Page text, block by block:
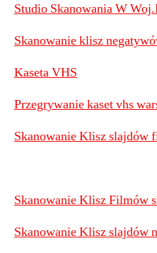
Studio Skanowania W
Skanowanie klisz
Kaseta VHS
Przegrywanie kaset vhs
Skanowanie Klisz
Skanowanie Klisz Filmów
Skanowanie Klisz slajdów